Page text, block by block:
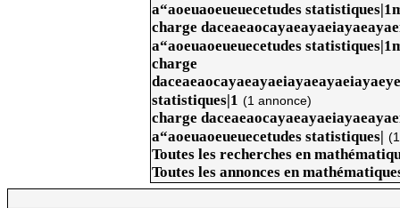
a“aoeuaoeueuecetudes
charge
a“aoeuaoeueuecetudes
charge
statistiques|1 (1 annonce)
charge
a“aoeuaoeueuecetudes statistiques|
Toutes les recherches en
Toutes les annonces en